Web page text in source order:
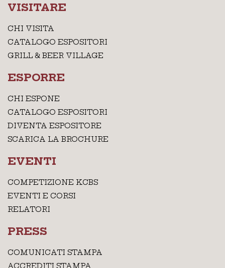
VISITARE
CHI VISITA
CATALOGO ESPOSITORI
GRILL & BEER VILLAGE
ESPORRE
CHI ESPONE
CATALOGO ESPOSITORI
DIVENTA ESPOSITORE
SCARICA LA BROCHURE
EVENTI
COMPETIZIONE KCBS
EVENTI E CORSI
RELATORI
PRESS
COMUNICATI STAMPA
ACCREDITI STAMPA